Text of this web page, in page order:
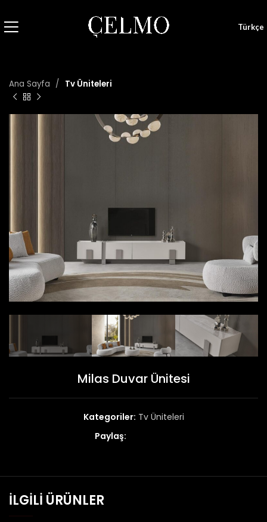
Türkçe
Ana Sayfa Tv Üniteleri
Milas Duvar Ünitesi
Kategoriler: Tv Üniteleri
Paylaş:
İLGILI ÜRÜNLER